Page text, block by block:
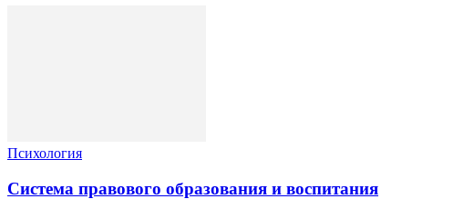
Психология
Система правового образования и воспитания